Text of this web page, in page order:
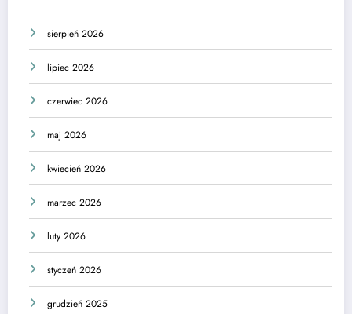
sierpień 2026
lipiec 2026
czerwiec 2026
maj 2026
kwiecień 2026
marzec 2026
luty 2026
styczeń 2026
grudzień 2025